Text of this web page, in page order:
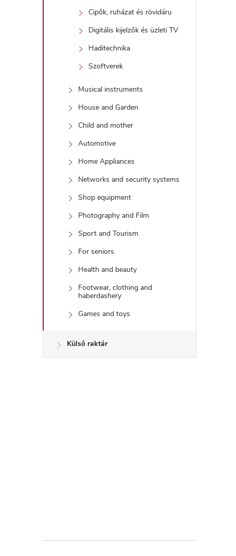
Cipők, ruházat és rövidáru
Digitális kijelzők és üzleti TV
Haditechnika
Szoftverek
Musical instruments
House and Garden
Child and mother
Automotive
Home Appliances
Networks and security systems
Shop equipment
Photography and Film
Sport and Tourism
For seniors
Health and beauty
Footwear, clothing and
haberdashery
Games and toys
Külső raktár